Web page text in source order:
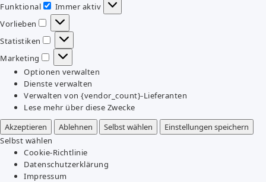
Funktional
Funktional
Immer aktiv
Vorlieben
Vorlieben
Statistiken
Statistiken
Marketing
Marketing
Optionen verwalten
Dienste verwalten
Verwalten von {vendor_count}-Lieferanten
Lese mehr über diese Zwecke
Akzeptieren
Ablehnen Selbst wählen
Einstellungen speichern
Selbst wählen
Cookie-Richtlinie
Datenschutzerklärung
Impressum